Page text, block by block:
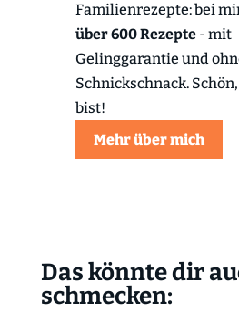
Familienrezepte: bei
über 600 Rezepte- mit
Gelinggarantie und
Schnickschnack.
bist!
Mehr über mich
Das könnte dir
schmecken: